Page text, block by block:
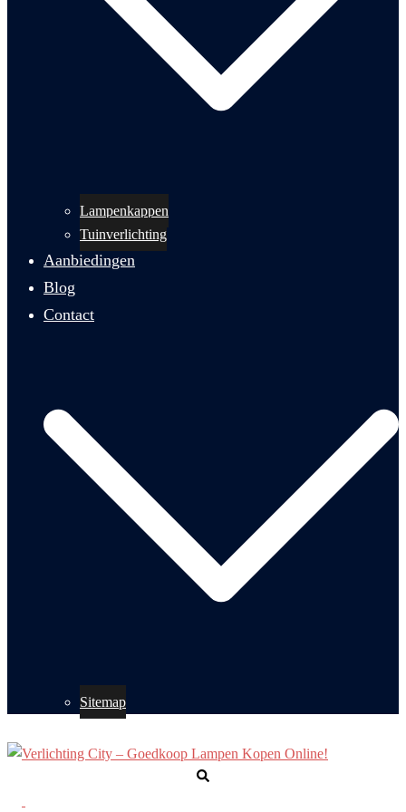
Lampenkappen
Tuinverlichting
Aanbiedingen
Blog
Contact
Sitemap